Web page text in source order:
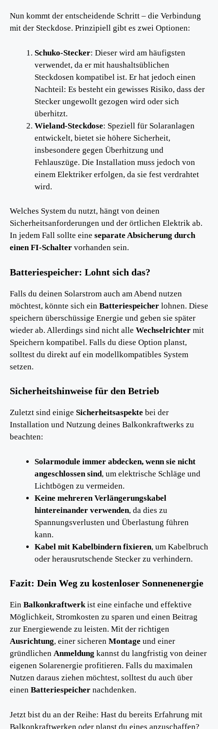
Nun kommt der entscheidende Schritt – die Verbindung
mit der Steckdose. Prinzipiell gibt es zwei Optionen:
Schuko-Stecker: Dieser wird am häufigsten
verwendet, da er mit haushaltsüblichen
Steckdosen kompatibel ist. Er hat jedoch einen
Nachteil: Es besteht ein gewisses Risiko, dass der
Stecker ungewollt gezogen wird oder sich
überhitzt.
Wieland-Steckdose: Speziell für Solaranlagen
entwickelt, bietet sie höhere Sicherheit,
insbesondere gegen Überhitzung und
Fehlauszüge. Die Installation muss jedoch von
einem Elektriker erfolgen, da sie fest verdrahtet
wird.
Welches System du nutzt, hängt von deinen
Sicherheitsanforderungen und der örtlichen Elektrik ab.
In jedem Fall sollte eine separate Absicherung durch
einen FI-Schalter vorhanden sein.
Batteriespeicher: Lohnt sich das?
Falls du deinen Solarstrom auch am Abend nutzen
möchtest, könnte sich ein Batteriespeicher lohnen. Diese
speichern überschüssige Energie und geben sie später
wieder ab. Allerdings sind nicht alle Wechselrichter mit
Speichern kompatibel. Falls du diese Option planst,
solltest du direkt auf ein modellkompatibles System
setzen.
Sicherheitshinweise für den Betrieb
Zuletzt sind einige Sicherheitsaspekte bei der
Installation und Nutzung deines Balkonkraftwerks zu
beachten:
Solarmodule immer abdecken, wenn sie nicht
angeschlossen sind, um elektrische Schläge und
Lichtbögen zu vermeiden.
Keine mehreren Verlängerungskabel
hintereinander verwenden, da dies zu
Spannungsverlusten und Überlastung führen
kann.
Kabel mit Kabelbindern fixieren, um Kabelbruch
oder herausrutschende Stecker zu verhindern.
Fazit: Dein Weg zu kostenloser Sonnenenergie
Ein Balkonkraftwerkist eine einfache und effektive
Möglichkeit, Stromkosten zu sparen und einen Beitrag
zur Energiewende zu leisten. Mit der richtigen
Ausrichtung, einer sicheren Montage und einer
gründlichen Anmeldung kannst du langfristig von deiner
eigenen Solarenergie profitieren. Falls du maximalen
Nutzen daraus ziehen möchtest, solltest du auch über
einen Batteriespeicher nachdenken.
Jetzt bist du an der Reihe: Hast du bereits Erfahrung mit
Balkonkraftwerken oder planst du eines anzuschaffen?